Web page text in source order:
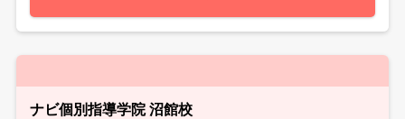
ナビ個別指導学院 沼館校